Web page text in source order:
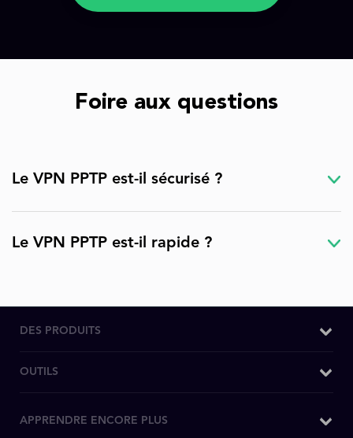
Foire aux questions
Le VPN PPTP est-il sécurisé ?
Le VPN PPTP est-il rapide ?
DES PRODUITS
VPN pour Windows
VPN pour Android
OUTILS
APPRENDRE ENCORE PLUS